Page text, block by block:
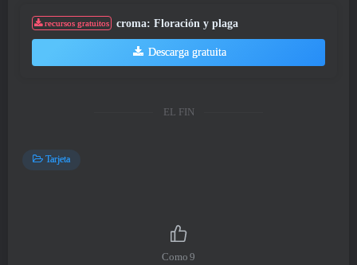
recursos gratuitos croma: Floración y plaga
Descarga gratuita
EL FIN
Tarjeta
Como 9